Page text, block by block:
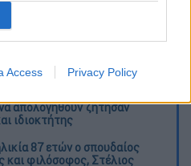
Access Privacy Policy
για τις Αλυκές,
απολογηθούν ζήτησαν
ιδιοκτήτης
87 ετών ο σπουδαίος
και φιλόσοφος, Στέλιος